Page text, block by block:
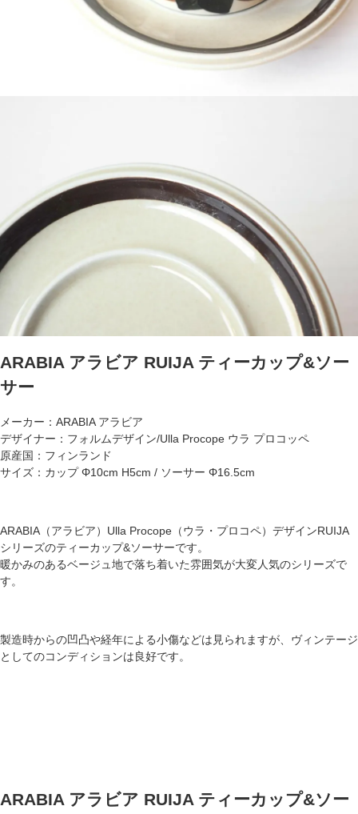
ARABIA アラビア RUIJA ティーカップ&ソー
サー
メーカー：ARABIA アラビア
デザイナー：フォルムデザイン/Ulla Procope ウラ プロコッペ
原産国：フィンランド
サイズ：カップ Φ10cm H5cm / ソーサー Φ16.5cm
ARABIA（アラビア）Ulla Procope（ウラ・プロコペ）デザインRUIJA
シリーズのティーカップ&ソーサーです。
暖かみのあるベージュ地で落ち着いた雰囲気が大変人気のシリーズで
す。
製造時からの凹凸や経年による小傷などは見られますが、ヴィンテージ
としてのコンディションは良好です。
ARABIA アラビア RUIJA ティーカップ&ソー